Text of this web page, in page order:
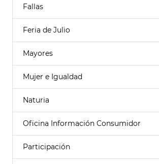
Fallas
Feria de Julio
Mayores
Mujer e Igualdad
Naturia
Oficina Información Consumidor
Participación